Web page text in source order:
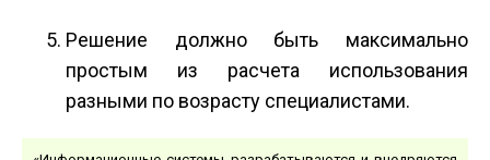
Решение должно быть максимально
простым из расчета использования
разными по возрасту специалистами.